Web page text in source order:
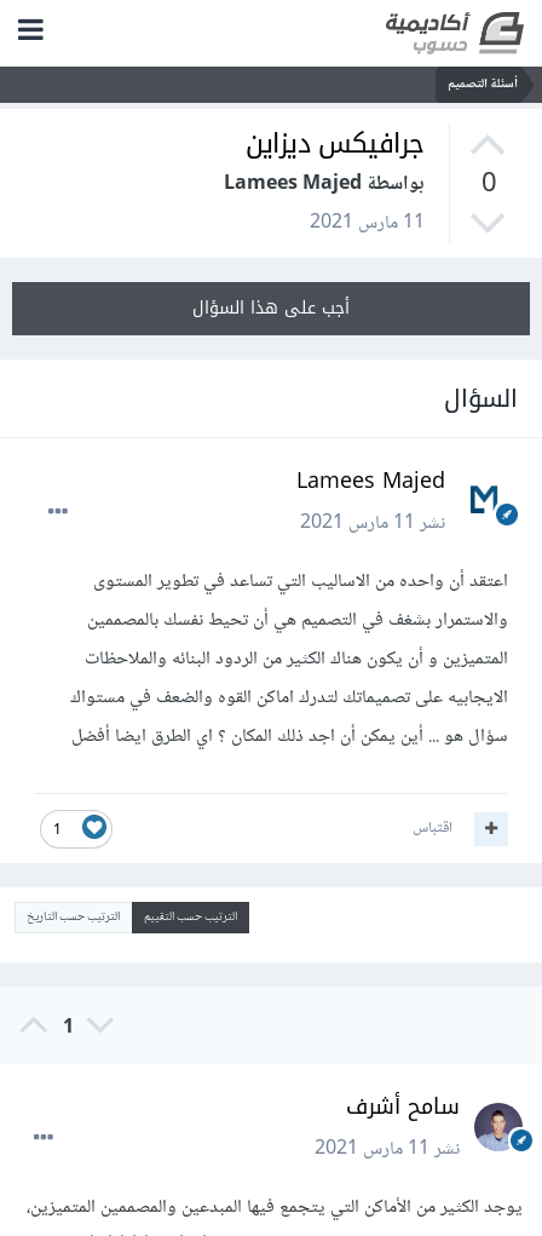
أسئلة التصميم
0
جرافيكس ديزاين
بواسطة Lamees Majed
11 مارس 2021
أجب على هذا السؤال
السؤال
Lamees Majed
نشر11 مارس 2021
اعتقد أن واحده من الاساليب التي تساعد في تطوير المستوى
والاستمرار بشغف في التصميم هي أن تحيط نفسك بالمصممين
المتميزين و أن يكون هناك الكثير من الردود البنائه والملاحظات
الايجابيه على تصميماتك لتدرك اماكن القوه والضعف في مستواك
سؤال هو ... أين يمكن أن اجد ذلك المكان ؟ اي الطرق ايضا أفضل
1 اقتباس
الترتيب حسب التقييم الترتيب حسب التاريخ
1
سامح أشرف
نشر11 مارس 2021
يوجد الكثير من الأماكن التي يتجمع فيها المبدعين والمصممين المتميزين،